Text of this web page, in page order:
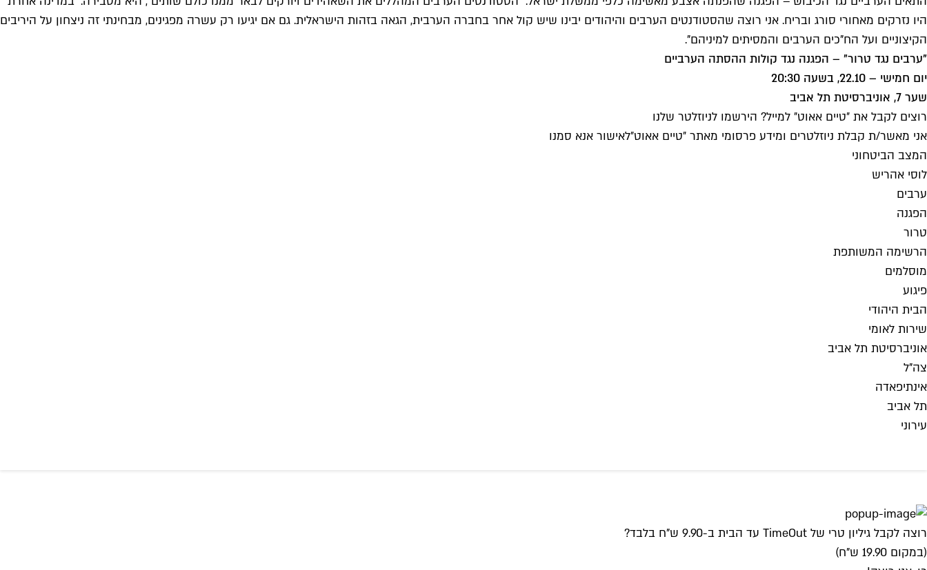
היו נזרקים מאחורי סורג ובריח. אני רוצה שהסטודנטים הערבים והיהודים יבינו שיש קול אחר בחברה הערבית, הגאה בזהות הישראלית. גם אם יגיעו רק עשרה מפגינים, מבחינתי זה ניצחון על היריבים
הקיצוניים ועל הח"כים הערבים והמסיתים למיניהם".
"ערבים נגד טרור" – הפגנה נגד קולות ההסתה הערביים
יום חמישי – 22.10, בשעה 20:30
שער 7, אוניברסיטת תל אביב
רוצים לקבל את ״טיים אאוט״ למייל? הירשמו לניוזלטר שלנו
אני מאשר/ת קבלת ניוזלטרים ומידע פרסומי מאתר ״טיים אאוט״לאישור אנא סמנו
המצב הביטחוני
לוסי אהריש
ערבים
הפגנה
טרור
הרשימה המשותפת
מוסלמים
פיגוע
הבית היהודי
שירות לאומי
אוניברסיטת תל אביב
צה"ל
אינתיפאדה
תל אביב
עירוני
רוצה לקבל גיליון טרי של TimeOut עד הבית ב-9.90 ש"ח בלבד?
(במקום 19.90 ש"ח)